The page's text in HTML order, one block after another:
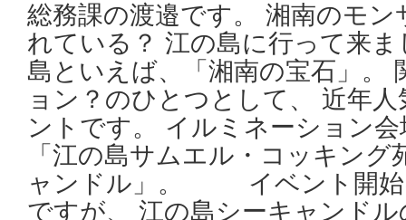
総務課の渡邉です。 湘南のモ
れている？ 江の島に行って
島といえば、「湘南の宝石」。
ョン？のひとつとして、 近年
ントです。 イルミネーション
「江の島サムエル・コッキン
ャンドル」。 イベント開始
ですが、 江の島シーキャンド